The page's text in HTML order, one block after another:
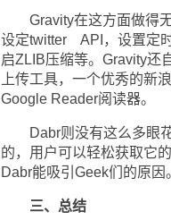
Gravity在这方面做得无
设定twitter API，设置定
启ZLIB压缩等。Gravity还
上传工具，一个优秀的新
Google Reader阅读器。
Dabr则没有这么多眼花
的，用户可以轻松获取它
Dabr能吸引Geek们的原因
三、总结